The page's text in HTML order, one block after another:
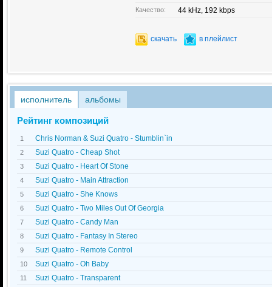
Качество: 44 kHz, 192 kbps
скачать в плейлист
исполнитель альбомы
Рейтинг композиций
1 Chris Norman & Suzi Quatro - Stumblin`in
2 Suzi Quatro - Cheap Shot
3 Suzi Quatro - Heart Of Stone
4 Suzi Quatro - Main Attraction
5 Suzi Quatro - She Knows
6 Suzi Quatro - Two Miles Out Of Georgia
7 Suzi Quatro - Candy Man
8 Suzi Quatro - Fantasy In Stereo
9 Suzi Quatro - Remote Control
10 Suzi Quatro - Oh Baby
11 Suzi Quatro - Transparent